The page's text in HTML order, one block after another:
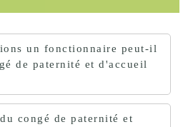
un fonctionnaire peut-il
de paternité et d'accueil
congé de paternité et